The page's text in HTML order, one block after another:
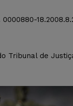
Tribunal de